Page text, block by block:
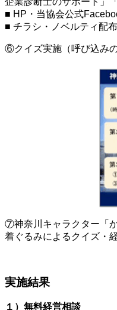
■ HP・当協会公式
■ チラシ・ノベルティ配
⑥クイズ実施（呼び込みの
⑦神奈川キャラクター「
着ぐるみによるクイズ・
実施結果
１）無料経営相談